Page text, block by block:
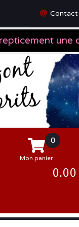
Contact
0
Mon panier
0.00